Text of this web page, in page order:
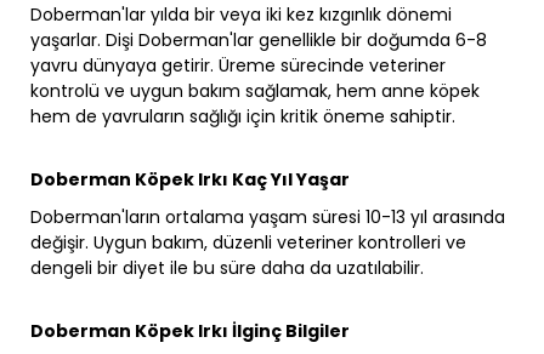
Doberman'lar yılda bir veya iki kez kızgınlık dönemi
yaşarlar. Dişi Doberman'lar genellikle bir doğumda 6-8
yavru dünyaya getirir. Üreme sürecinde veteriner
kontrolü ve uygun bakım sağlamak, hem anne köpek
hem de yavruların sağlığı için kritik öneme sahiptir.
Doberman Köpek Irkı Kaç Yıl Yaşar
Doberman'ların ortalama yaşam süresi 10-13 yıl arasında
değişir. Uygun bakım, düzenli veteriner kontrolleri ve
dengeli bir diyet ile bu süre daha da uzatılabilir.
Doberman Köpek Irkı İlginç Bilgiler